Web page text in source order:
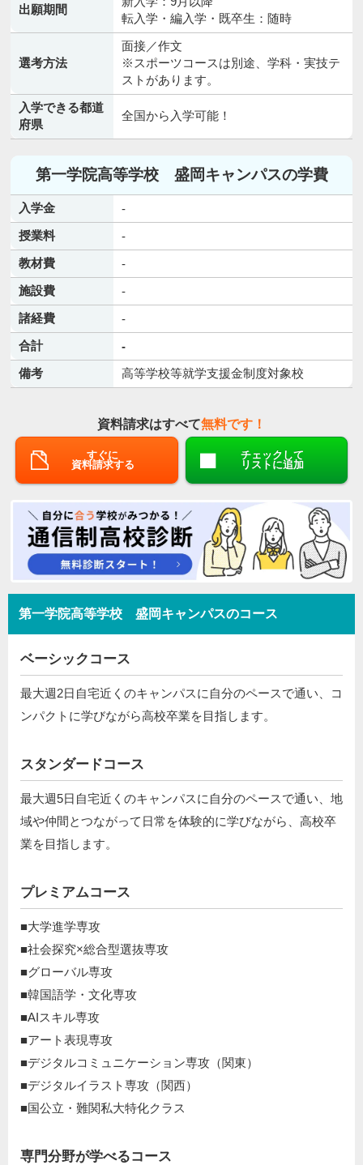
出願期間
転入学・編入学・既卒生：随時
選考方法
面接／作文
※スポーツコースは別途、学科・実技テ
ストがあります。
入学できる都道
府県
全国から入学可能！
第一学院高等学校 盛岡キャンパスの学費
入学金
-
授業料
-
教材費
-
施設費
-
諸経費
-
合計
-
備考
高等学校等就学支援金制度対象校
資料請求はすべて無料です！
すぐに
資料請求する
チェックして
リストに追加
第一学院高等学校 盛岡キャンパスのコース
ベーシックコース
最大週2日自宅近くのキャンパスに自分のペースで通い、コ
ンパクトに学びながら高校卒業を目指します。
スタンダードコース
最大週5日自宅近くのキャンパスに自分のペースで通い、地
域や仲間とつながって日常を体験的に学びながら、高校卒
業を目指します。
プレミアムコース
■大学進学専攻
■社会探究×総合型選抜専攻
■グローバル専攻
■韓国語学・文化専攻
■AIスキル専攻
■アート表現専攻
■デジタルコミュニケーション専攻（関東）
■デジタルイラスト専攻（関西）
■国公立・難関私大特化クラス
専門分野が学べるコース